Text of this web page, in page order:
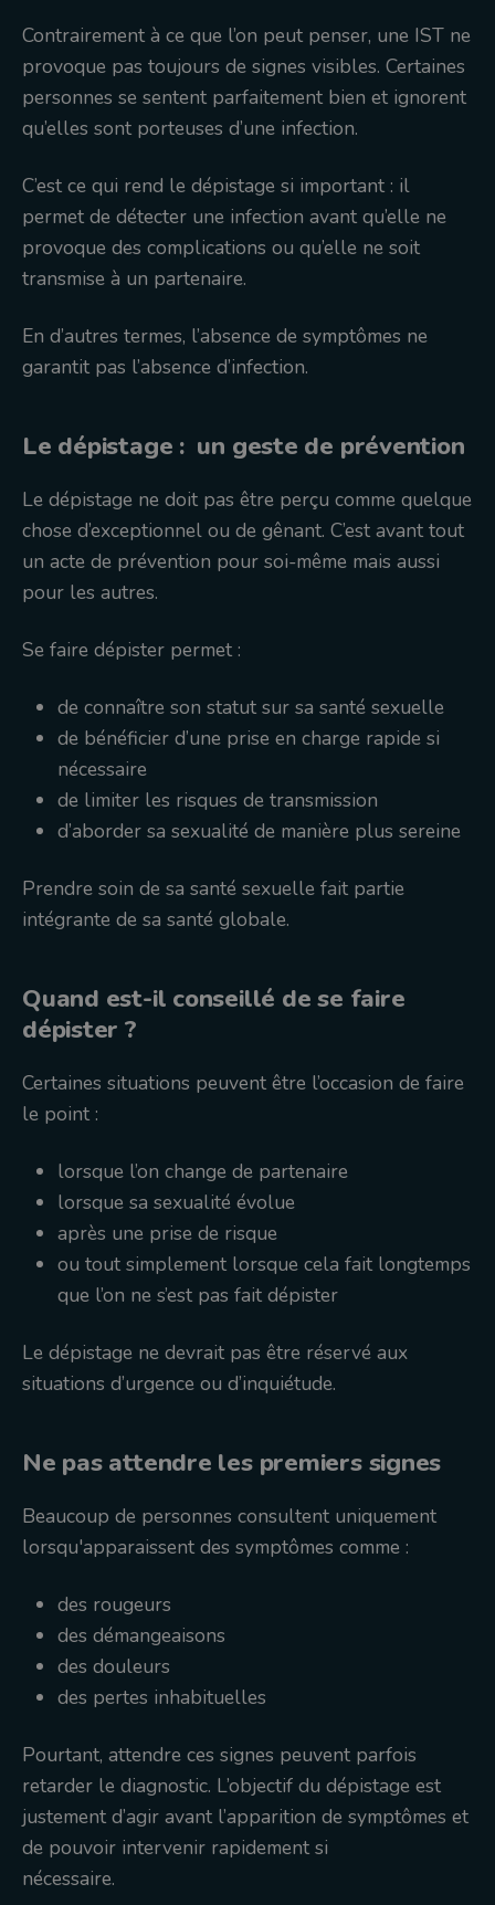
Contrairement à ce que l’on peut penser, une IST ne
provoque pas toujours de signes visibles. Certaines
personnes se sentent parfaitement bien et ignorent
qu’elles sont porteuses d’une infection.
C’est ce qui rend le dépistage si important : il
permet de détecter une infection avant qu’elle ne
provoque des complications ou qu’elle ne soit
transmise à un partenaire.
En d’autres termes, l’absence de symptômes ne
garantit pas l’absence d’infection.
Le dépistage : un geste de prévention
Le dépistage ne doit pas être perçu comme quelque
chose d’exceptionnel ou de gênant. C’est avant tout
un acte de prévention pour soi-même mais aussi
pour les autres.
Se faire dépister permet :
de connaître son statut sur sa santé sexuelle
de bénéficier d’une prise en charge rapide si
nécessaire
de limiter les risques de transmission
d’aborder sa sexualité de manière plus sereine
Prendre soin de sa santé sexuelle fait partie
intégrante de sa santé globale.
Quand est-il conseillé de se faire
dépister ?
Certaines situations peuvent être l’occasion de faire
le point :
lorsque l’on change de partenaire
lorsque sa sexualité évolue
après une prise de risque
ou tout simplement lorsque cela fait longtemps
que l’on ne s’est pas fait dépister
Le dépistage ne devrait pas être réservé aux
situations d’urgence ou d’inquiétude.
Ne pas attendre les premiers signes
Beaucoup de personnes consultent uniquement
lorsqu'apparaissent des symptômes comme :
des rougeurs
des démangeaisons
des douleurs
des pertes inhabituelles
Pourtant, attendre ces signes peuvent parfois
retarder le diagnostic. L’objectif du dépistage est
justement d’agir avant l’apparition de symptômes et
de pouvoir intervenir rapidement si
nécessaire.